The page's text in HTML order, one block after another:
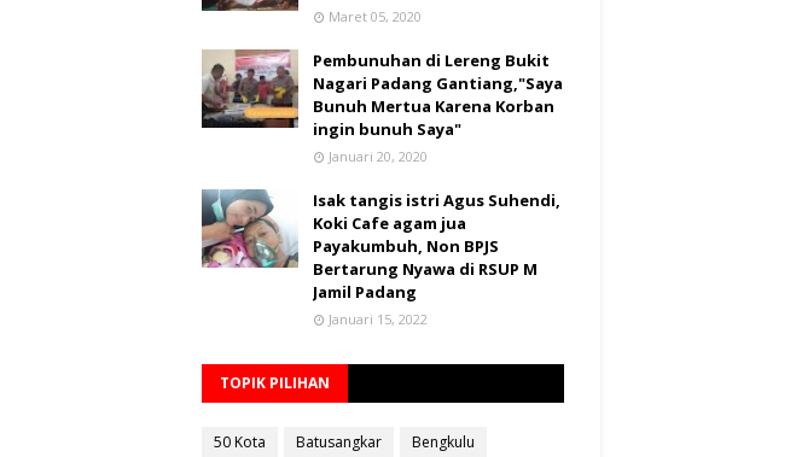
Maret 05, 2020
Pembunuhan di Lereng Bukit
Nagari Padang Gantiang,"Saya
Bunuh Mertua Karena Korban
ingin bunuh Saya"
Januari 20, 2020
Isak tangis istri Agus Suhendi,
Koki Cafe agam jua
Payakumbuh, Non BPJS
Bertarung Nyawa di RSUP M
Jamil Padang
Januari 15, 2022
TOPIK PILIHAN
50 Kota Batusangkar Bengkulu